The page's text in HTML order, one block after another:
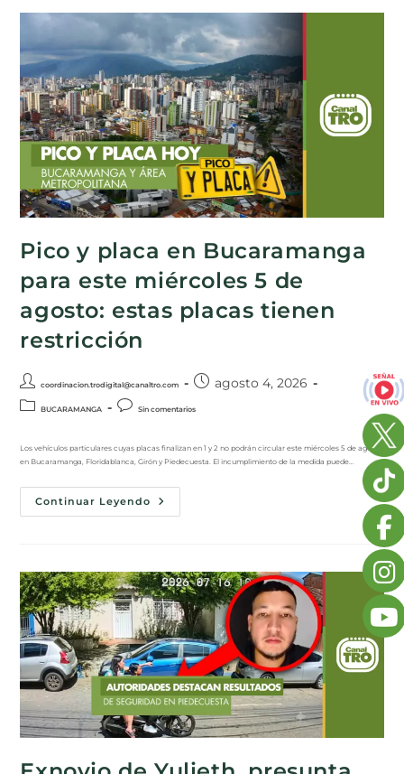
Pico y placa en Bucaramanga
para este miércoles 5 de
agosto: estas placas tienen
restricción
coordinacion.trodigital@canaltro.com agosto 4, 2026
BUCARAMANGA Sin comentarios
Los vehículos particulares cuyas placas finalizan en 1 y 2 no podrán circular este miércoles 5 de agosto
en Bucaramanga, Floridablanca, Girón y Piedecuesta. El incumplimiento de la medida puede…
Continuar Leyendo